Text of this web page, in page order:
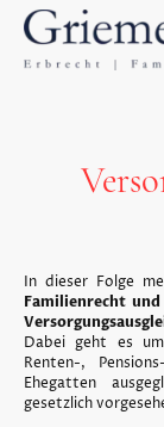
In dieser Folge
Familienrecht
Dabei geht es
Renten-,
Ehegatten
gesetzlich